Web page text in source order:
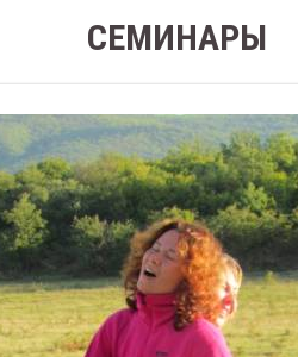
СЕМИНАРЫ